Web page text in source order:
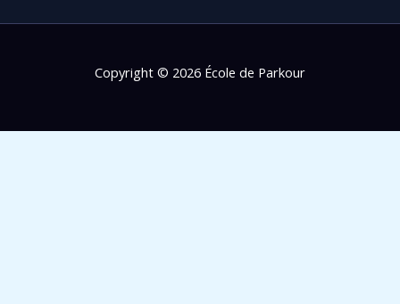
Copyright © 2026 École de Parkour